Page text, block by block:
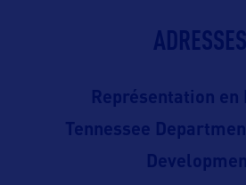
ADRESSES
Représentation en
Tennessee